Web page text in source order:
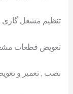
تنظیم مشعل گازی
تعویض قطعات
نصب , تعمیر و